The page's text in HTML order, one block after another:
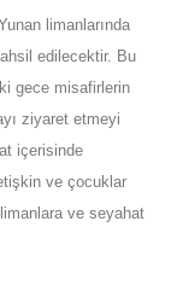
limanlarında
edilecektir. Bu
gece misafirlerin
ziyaret etmeyi
içerisinde
ve çocuklar
ve seyahat